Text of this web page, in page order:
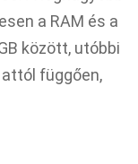
a RAM és a
között, utóbbi
attól függően,